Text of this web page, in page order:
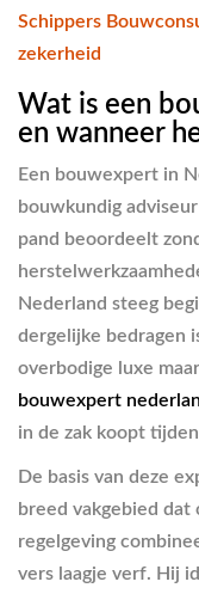
Schippers
zekerheid
Wat is een
en wanneer
Een bouwexpert in
bouwkundig
pand beoordeelt
Nederland steeg
dergelijke bedragen
overbodige luxe
bouwexpert
in de zak koopt
De basis van deze
breed vakgebied dat
regelgeving
vers laagje verf. Hij